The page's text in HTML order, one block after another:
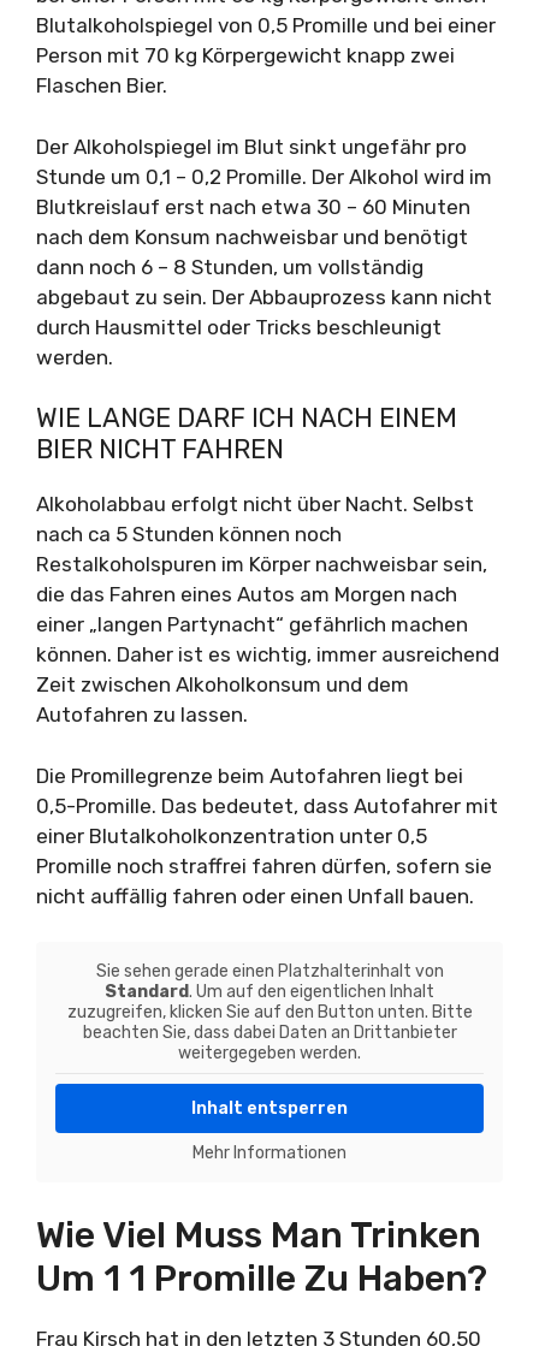
Blutalkoholspiegel von 0,5 Promille und bei einer
Person mit 70 kg Körpergewicht knapp zwei
Flaschen Bier.
Der Alkoholspiegel im Blut sinkt ungefähr pro
Stunde um 0,1 – 0,2 Promille. Der Alkohol wird im
Blutkreislauf erst nach etwa 30 – 60 Minuten
nach dem Konsum nachweisbar und benötigt
dann noch 6 – 8 Stunden, um vollständig
abgebaut zu sein. Der Abbauprozess kann nicht
durch Hausmittel oder Tricks beschleunigt
werden.
WIE LANGE DARF ICH NACH EINEM
BIER NICHT FAHREN
Alkoholabbau erfolgt nicht über Nacht. Selbst
nach ca 5 Stunden können noch
Restalkoholspuren im Körper nachweisbar sein,
die das Fahren eines Autos am Morgen nach
einer „langen Partynacht“ gefährlich machen
können. Daher ist es wichtig, immer ausreichend
Zeit zwischen Alkoholkonsum und dem
Autofahren zu lassen.
Die Promillegrenze beim Autofahren liegt bei
0,5-Promille. Das bedeutet, dass Autofahrer mit
einer Blutalkoholkonzentration unter 0,5
Promille noch straffrei fahren dürfen, sofern sie
nicht auffällig fahren oder einen Unfall bauen.
Sie sehen gerade einen Platzhalterinhalt von
Standard. Um auf den eigentlichen Inhalt
zuzugreifen, klicken Sie auf den Button unten. Bitte
beachten Sie, dass dabei Daten an Drittanbieter
weitergegeben werden.
Inhalt entsperren
Mehr Informationen
Wie Viel Muss Man Trinken
Um 1 1 Promille Zu Haben?
Frau Kirsch hat in den letzten 3 Stunden 60,50